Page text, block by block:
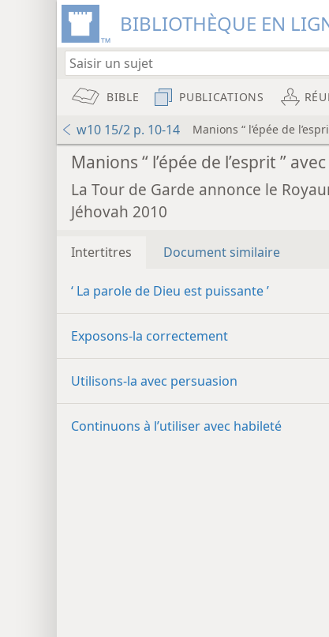
BIBLIOTHÈQUE EN
BIBLE PUBLICATIONS
w10 15/2 p. 10-14 Manions “ l’épée de
Manions “ l’épée de l’esprit ”
La Tour de Garde annonce le
Jéhovah 2010
Intertitres Document similaire
‘ La parole de Dieu est puissante ’
Exposons-la correctement
Utilisons-la avec persuasion
Continuons à l’utiliser avec habileté